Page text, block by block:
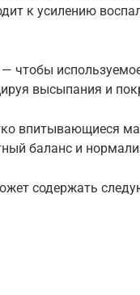
к усилению
— чтобы
высыпания и
впитывающиеся
баланс и
содержать